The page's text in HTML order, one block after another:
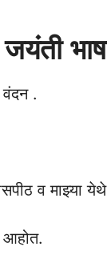
जयंती
.
व माझ्या येथे